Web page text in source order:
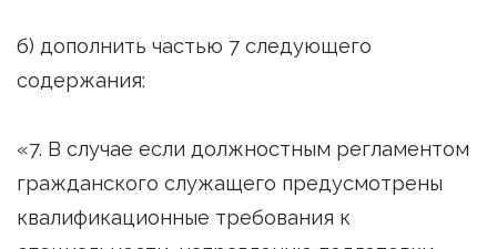
б) дополнить частью 7 следующего
содержания:
«7. В случае если должностным регламентом
гражданского служащего предусмотрены
квалификационные требования к